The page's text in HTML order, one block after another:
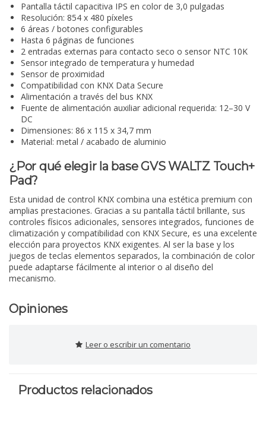
Pantalla táctil capacitiva IPS en color de 3,0 pulgadas
Resolución: 854 x 480 píxeles
6 áreas / botones configurables
Hasta 6 páginas de funciones
2 entradas externas para contacto seco o sensor NTC 10K
Sensor integrado de temperatura y humedad
Sensor de proximidad
Compatibilidad con KNX Data Secure
Alimentación a través del bus KNX
Fuente de alimentación auxiliar adicional requerida: 12–30 V
DC
Dimensiones: 86 x 115 x 34,7 mm
Material: metal / acabado de aluminio
¿Por qué elegir la base GVS WALTZ Touch+
Pad?
Esta unidad de control KNX combina una estética premium con
amplias prestaciones. Gracias a su pantalla táctil brillante, sus
controles físicos adicionales, sensores integrados, funciones de
climatización y compatibilidad con KNX Secure, es una excelente
elección para proyectos KNX exigentes. Al ser la base y los
juegos de teclas elementos separados, la combinación de color
puede adaptarse fácilmente al interior o al diseño del
mecanismo.
Opiniones
Leer o escribir un comentario
Productos relacionados